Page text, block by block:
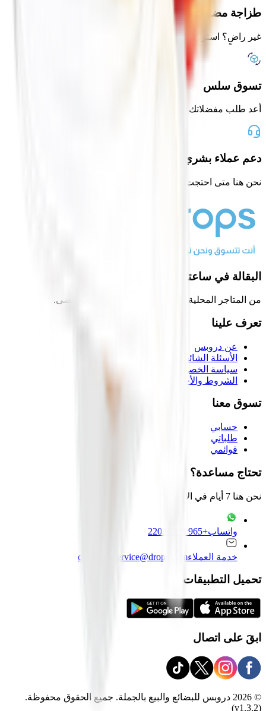
طزاجة مضمونة
غير راضٍ؟ استرد كامل المبلغ
تسوق سلس
أعد طلب مفضلاتك بنقرة واحدة
دعم عملاء بشري
نحن هنا متى احتجت إلينا
البقالة في ساعتين أو أقل
من المتاجر المحلية إلى بابك، أسرع من أي وقت مضى.
تعرف علينا
عن دروبس
الأسئلة الشائعة
سياسة الخصوصية
الشروط والأحكام
تسوق معنا
حسابي
طلباتي
قوائمي
تحتاج مساعدة؟
نحن هنا 7 أيام في الأسبوع
واتساب+965 22020235
خدمة العملاءcustomer.service@drops.com
تحميل التطبيقات
ابقَ على اتصال
© 2026 دروبس للبضائع والبيع بالجملة. جميع الحقوق محفوظة.
(v1.3.2)